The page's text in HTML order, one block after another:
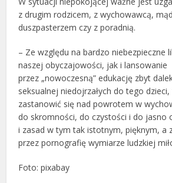
z drugim rodzicem, z wychowawcą,
duszpasterzem czy z poradnią.
– Ze względu na bardzo niebezpieczne
naszej obyczajowości, jak i lansowanie
przez „nowoczesną” edukację zbyt
seksualnej niedojrzałych do tego
zastanowić się nad powrotem w
do skromności, do czystości i do jasno
i zasad w tym tak istotnym, pięknym, a
przez pornografię wymiarze ludzkiej
Foto: pixabay